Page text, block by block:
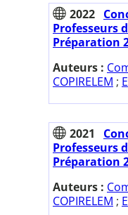
2022
Professeurs
Préparation
Auteurs :
COPIRELEM ;
2021
Professeurs
Préparation
Auteurs :
COPIRELEM ;